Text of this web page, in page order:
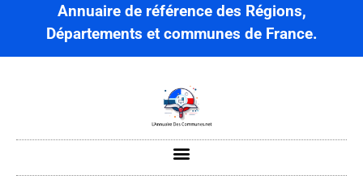
Annuaire de référence des Régions,
Départements et communes de France.